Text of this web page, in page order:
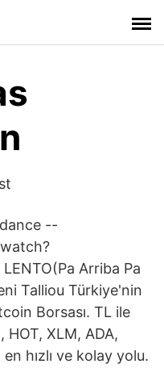
--
Arriba Pa
Talliou Türkiye'nin
Borsası. TL ile
HOT, XLM, ADA,
hızlı ve kolay yolu.